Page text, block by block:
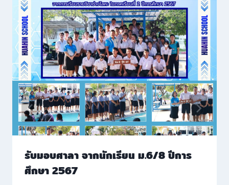
รับมอบศาลา จากนักเรียน ม.6/8 ปีการ
ศึกษา 2567